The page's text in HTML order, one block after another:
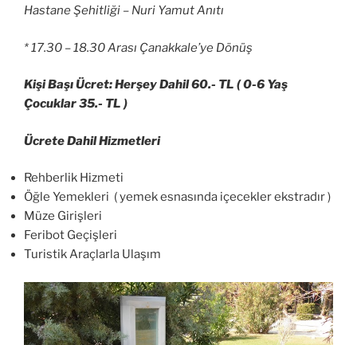
Hastane Şehitliği – Nuri Yamut Anıtı
* 17.30 – 18.30 Arası Çanakkale’ye Dönüş
Kişi Başı Ücret: Herşey Dahil 60.- TL ( 0-6 Yaş
Çocuklar 35.- TL )
Ücrete Dahil Hizmetleri
Rehberlik Hizmeti
Öğle Yemekleri ( yemek esnasında içecekler ekstradır )
Müze Girişleri
Feribot Geçişleri
Turistik Araçlarla Ulaşım